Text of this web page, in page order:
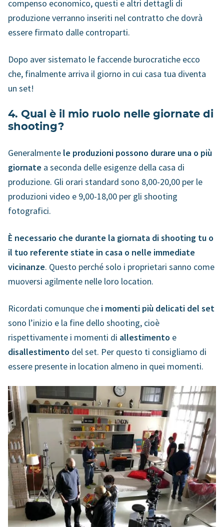
compenso economico, questi e altri dettagli di
produzione verranno inseriti nel contratto che dovrà
essere firmato dalle controparti.
Dopo aver sistemato le faccende burocratiche ecco
che, finalmente arriva il giorno in cui casa tua diventa
un set!
4. Qual è il mio ruolo nelle giornate di
shooting?
Generalmente le produzioni possono durare una o più
giornate a seconda delle esigenze della casa di
produzione. Gli orari standard sono 8,00-20,00 per le
produzioni video e 9,00-18,00 per gli shooting
fotografici.
È necessario che durante la giornata di shooting tu o
il tuo referente stiate in casa o nelle immediate
vicinanze. Questo perché solo i proprietari sanno come
muoversi agilmente nelle loro location.
Ricordati comunque che i momenti più delicati del set
sono l’inizio e la fine dello shooting, cioè
rispettivamente i momenti di allestimento e
disallestimento del set. Per questo ti consigliamo di
essere presente in location almeno in quei momenti.